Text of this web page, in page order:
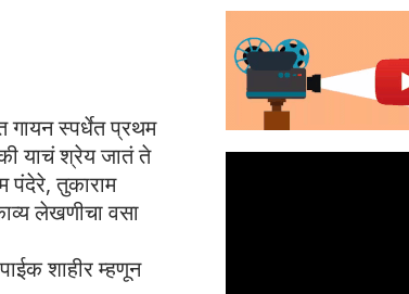
स्पर्धेत प्रथम
याचं श्रेय जातं ते
पंदेरे, तुकाराम
लेखणीचा वसा
शाहीर म्हणून